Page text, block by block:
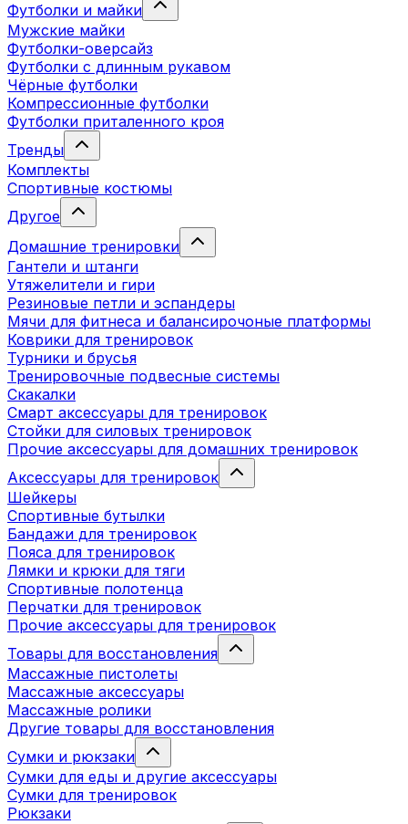
Футболки и майки
Мужские майки
Футболки-оверсайз
Футболки с длинным рукавом
Чёрные футболки
Компрессионные футболки
Футболки приталенного кроя
Тренды
Комплекты
Спортивные костюмы
Другое
Домашние тренировки
Гантели и штанги
Утяжелители и гири
Резиновые петли и эспандеры
Мячи для фитнеса и балансирочоные платформы
Коврики для тренировок
Турники и брусья
Тренировочные подвесные системы
Скакалки
Смарт аксессуары для тренировок
Стойки для силовых тренировок
Прочие аксессуары для домашних тренировок
Аксессуары для тренировок
Шейкеры
Спортивные бутылки
Бандажи для тренировок
Пояса для тренировок
Лямки и крюки для тяги
Спортивные полотенца
Перчатки для тренировок
Прочие аксессуары для тренировок
Товары для восстановления
Массажные пистолеты
Массажные аксессуары
Массажные ролики
Другие товары для восстановления
Сумки и рюкзаки
Сумки для еды и другие аксессуары
Сумки для тренировок
Рюкзаки